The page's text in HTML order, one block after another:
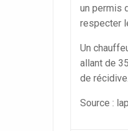
un permis
respecter
Un
allant de
de récidive.
Source :